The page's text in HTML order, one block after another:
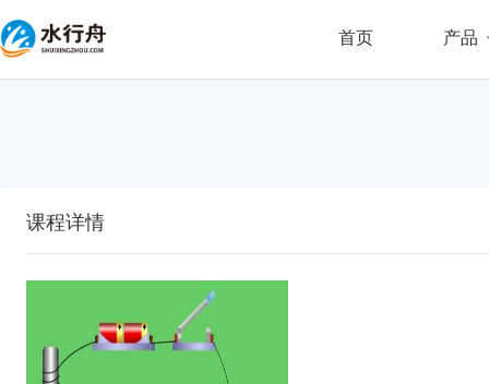
首页 产品
课程详情